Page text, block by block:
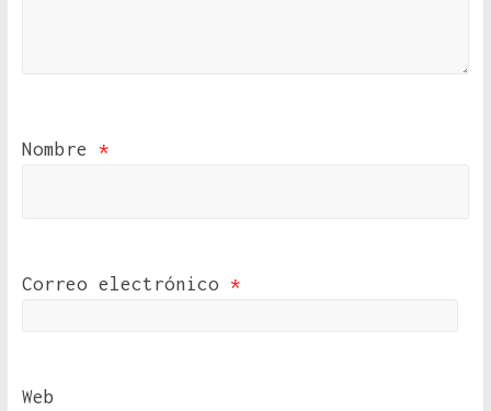
Nombre *
Correo electrónico *
Web